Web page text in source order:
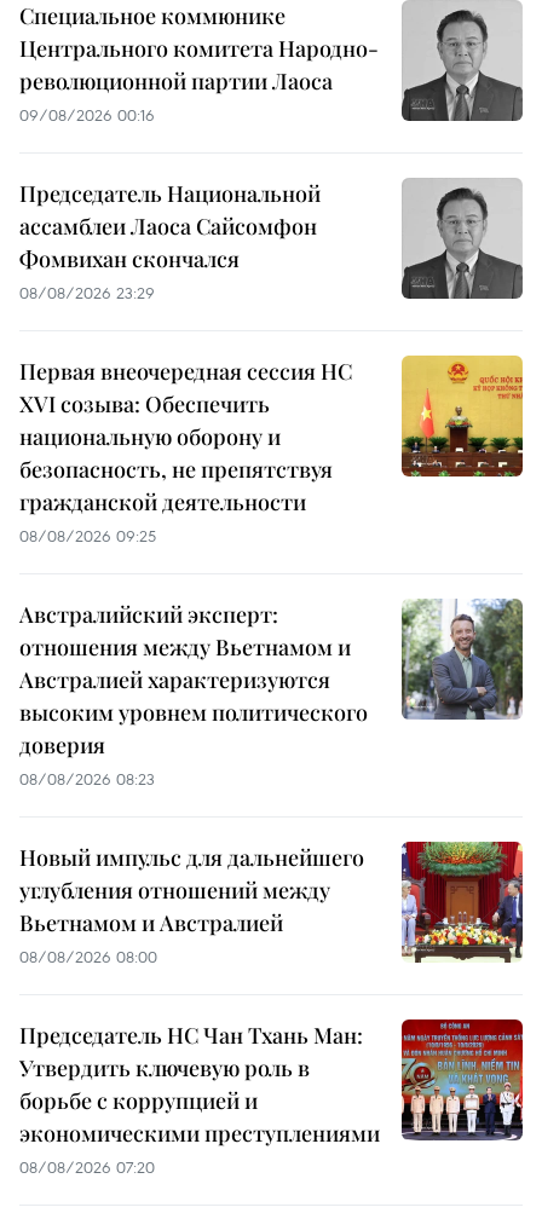
Специальное коммюнике
Центрального комитета Народно-
революционной партии Лаоса
09/08/2026 00:16
Председатель Национальной
ассамблеи Лаоса Сайсомфон
Фомвихан скончался
08/08/2026 23:29
Первая внеочередная сессия НС
XVI созыва: Обеспечить
национальную оборону и
безопасность, не препятствуя
гражданской деятельности
08/08/2026 09:25
Австралийский эксперт:
отношения между Вьетнамом и
Австралией характеризуются
высоким уровнем политического
доверия
08/08/2026 08:23
Новый импульс для дальнейшего
углубления отношений между
Вьетнамом и Австралией
08/08/2026 08:00
Председатель НС Чан Тхань Ман:
Утвердить ключевую роль в
борьбе с коррупцией и
экономическими преступлениями
08/08/2026 07:20